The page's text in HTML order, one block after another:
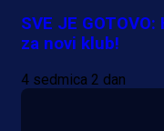
19 h 27 min
SVE JE
za novi klub!
4 sedmica 2 dan